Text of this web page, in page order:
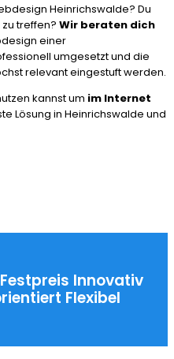
Heinrichswalde? Du
treffen? Wir beraten dich
einer
umgesetzt und die
relevant eingestuft werden.
kannst um im Internet
Lösung in Heinrichswalde und
Innovativ
Flexibel